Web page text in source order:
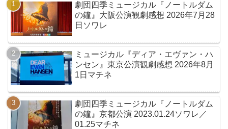
劇団四季ミュージカル『ノートルダム
の鐘』大阪公演観劇感想 2026年7月28
日ソワレ
ミュージカル『ディア・エヴァン・ハ
ンセン』東京公演観劇感想 2026年8月
1日マチネ
劇団四季ミュージカル『ノートルダム
の鐘』京都公演 2023.01.24ソワレ／
01.25マチネ